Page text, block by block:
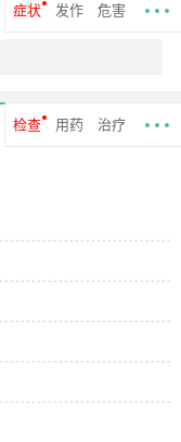
症状 发作 危害
检查 用药 治疗